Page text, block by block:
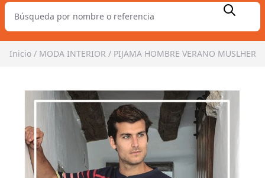
Inicio / MODA INTERIOR / PIJAMA HOMBRE VERANO MUSLHER